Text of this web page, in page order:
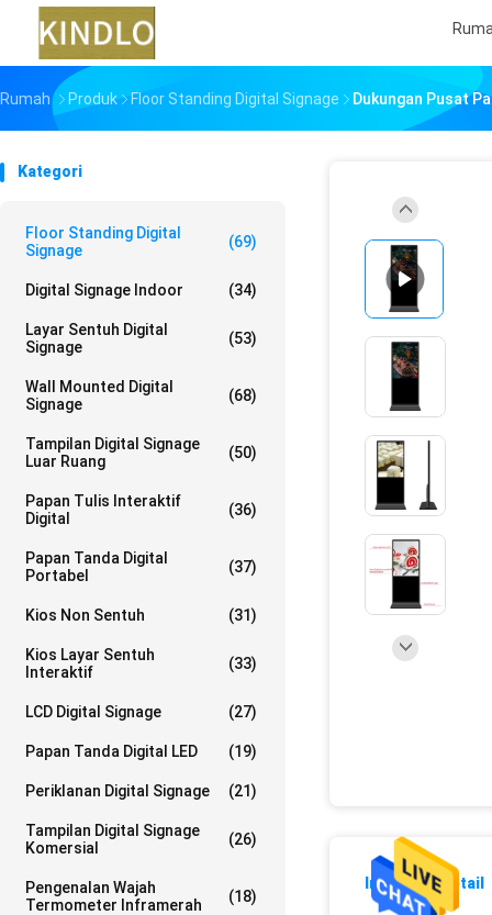
Rumah Produk Floor Standing Digital Signage Dukungan Pusat
Kategori
Floor Standing Digital
Signage
(69)
Digital Signage Indoor (34)
Layar Sentuh Digital
Signage
(53)
Wall Mounted Digital
Signage
(68)
Tampilan Digital Signage
Luar Ruang
(50)
Papan Tulis Interaktif
Digital
(36)
Papan Tanda Digital
Portabel
(37)
Kios Non Sentuh (31)
Kios Layar Sentuh
Interaktif
(33)
LCD Digital Signage (27)
Papan Tanda Digital LED (19)
Periklanan Digital Signage (21)
Tampilan Digital Signage
Komersial
(26)
Pengenalan Wajah
Termometer Inframerah
(18)
Informasi Detail